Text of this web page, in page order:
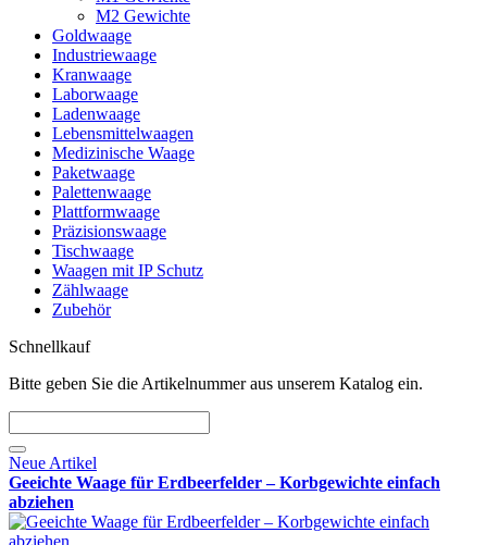
M2 Gewichte
Goldwaage
Industriewaage
Kranwaage
Laborwaage
Ladenwaage
Lebensmittelwaagen
Medizinische Waage
Paketwaage
Palettenwaage
Plattformwaage
Präzisionswaage
Tischwaage
Waagen mit IP Schutz
Zählwaage
Zubehör
Schnellkauf
Bitte geben Sie die Artikelnummer aus unserem Katalog ein.
Neue Artikel
Geeichte Waage für Erdbeerfelder – Korbgewichte einfach
abziehen